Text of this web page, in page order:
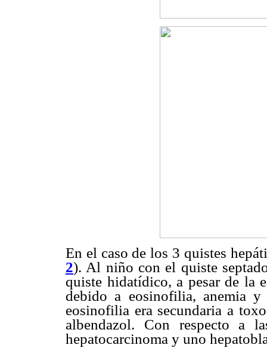
En el caso de los 3 quistes
2). Al niño con el quiste
quiste hidatídico, a pesar de la
debido a eosinofilia, anemia
eosinofilia era secundaria a
albendazol. Con respecto a
hepatocarcinoma y uno